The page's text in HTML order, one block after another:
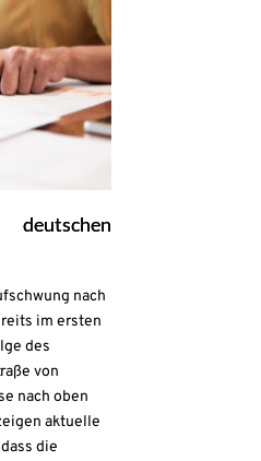
nach
im ersten
des
von
nach oben
aktuelle
die